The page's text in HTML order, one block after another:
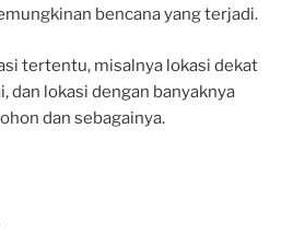
bencana yang terjadi.
tertentu, misalnya lokasi dekat
dan lokasi dengan banyaknya
dan sebagainya.